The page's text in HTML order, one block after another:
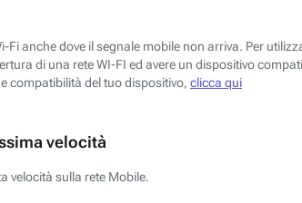
Fi anche dove il segnale mobile non arriva. Per
di una rete WI-FI ed avere un dispositivo
compatibilità del tuo dispositivo, clicca qui
velocità
velocità sulla rete Mobile.